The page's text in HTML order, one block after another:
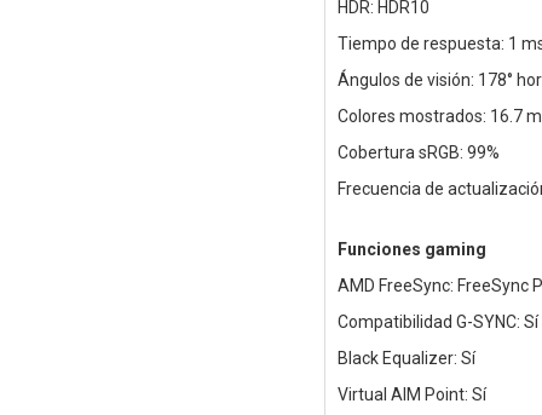
HDR: HDR10
Tiempo de respuesta: 1
Ángulos de visión: 178°
Colores mostrados: 16.7
Cobertura sRGB: 99%
Frecuencia de
Funciones gaming
AMD FreeSync: FreeSync
Compatibilidad G-SYNC: Sí
Black Equalizer: Sí
Virtual AIM Point: Sí